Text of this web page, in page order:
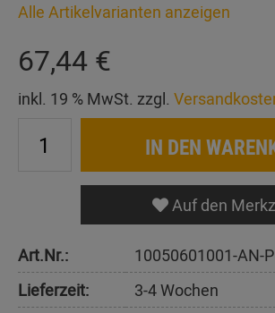
Alle Artikelvarianten anzeigen
67,44 €
inkl. 19 % MwSt. zzgl.
IN DEN
Auf den
Art.Nr.:
10050601001-AN-
Lieferzeit:
3-4 Wochen